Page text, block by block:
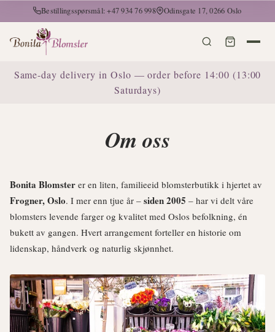
Bestillingsspørsmål: +47 934 76 998 Odinsgate 17, 0266 Oslo
Same-day delivery in Oslo — order before 14:00 (13:00
Saturdays)
Om oss
Bonita Blomster er en liten, familieeid blomsterbutikk i hjertet av
Frogner, Oslo. I mer enn tjue år – siden 2005 – har vi delt våre
blomsters levende farger og kvalitet med Oslos befolkning, én
bukett av gangen. Hvert arrangement forteller en historie om
lidenskap, håndverk og naturlig skjønnhet.